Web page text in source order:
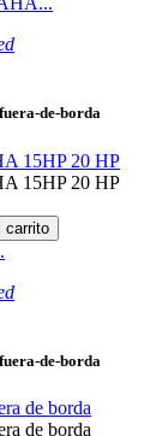
de-borda
15HP 20 HP
15HP 20 HP
carrito
de-borda
de borda
de borda